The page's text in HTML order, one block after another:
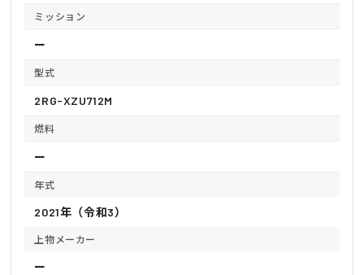
ミッション
ー
型式
2RG-XZU712M
燃料
ー
年式
2021年（令和3）
上物メーカー
ー